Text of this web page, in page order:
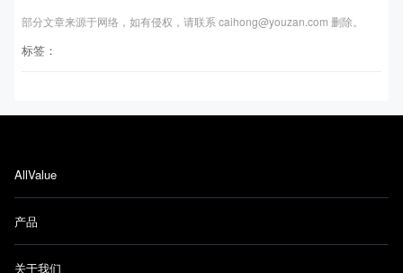
部分文章来源于网络，如有侵权，请联系 caihong@youzan.com 删除。
标签：
AllValue
产品
关于我们